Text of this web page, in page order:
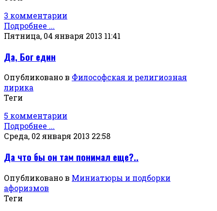
3 комментарии
Подробнее ...
Пятница, 04 января 2013 11:41
Да, Бог един
Опубликовано в Философская и религиозная
лирика
Теги
5 комментарии
Подробнее ...
Среда, 02 января 2013 22:58
Да что бы он там понимал еще?..
Опубликовано в Миниатюры и подборки
афоризмов
Теги